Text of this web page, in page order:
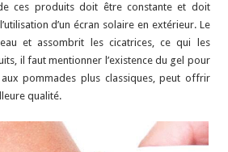
ces produits doit être constante et doit
d’un écran solaire en extérieur. Le
et assombrit les cicatrices, ce qui les
il faut mentionner l’existence du gel pour
pommades plus classiques, peut offrir
qualité.